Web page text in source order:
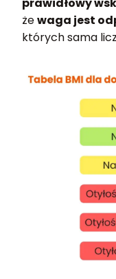
żewaga jest
których sama